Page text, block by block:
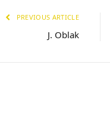
PREVIOUS ARTICLE
J. Oblak